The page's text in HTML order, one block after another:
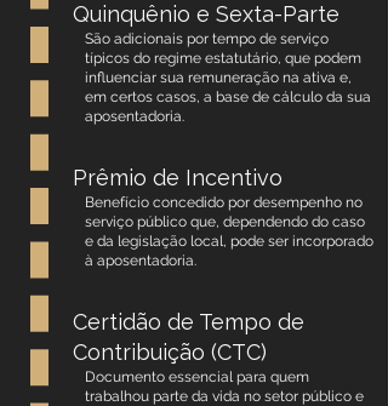
Quinquênio e Sexta-Parte
São adicionais por tempo de serviço
típicos do regime estatutário, que podem
influenciar sua remuneração na ativa e,
em certos casos, a base de cálculo da sua
aposentadoria.
Prêmio de Incentivo
Benefício concedido por desempenho no
serviço público que, dependendo do caso
e da legislação local, pode ser incorporado
à aposentadoria.
Certidão de Tempo de
Contribuição (CTC)
Documento essencial para quem
trabalhou parte da vida no setor público e